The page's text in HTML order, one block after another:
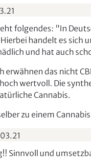
folgendes: "In
handelt es sich
und hat auch
erwähnen das nicht
wertvoll. Die
Cannabis.
zu einem
Sinnvoll und